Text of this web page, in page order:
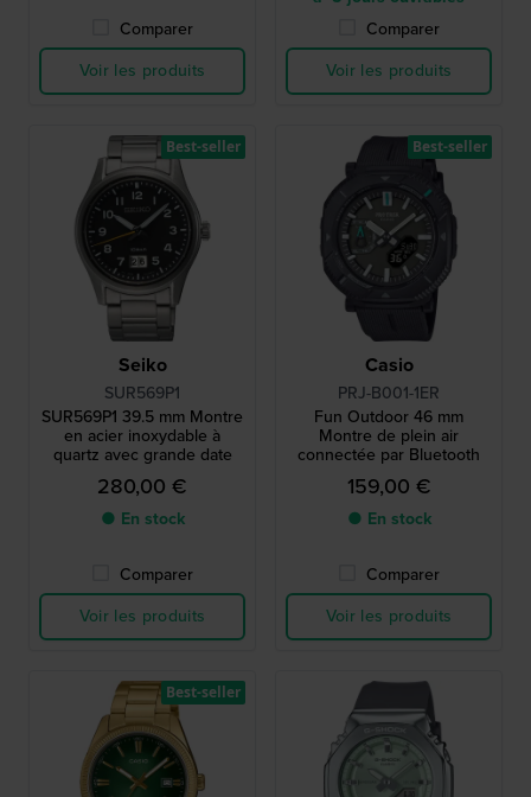
Comparer
Voir les produits
Comparer
Voir les produits
Seiko
SUR569P1
SUR569P1 39.5 mm Montre
en acier inoxydable à
quartz avec grande date
280,00 €
● En stock
Comparer
Voir les produits
Best-seller
Casio
PRJ-B001-1ER
Fun Outdoor 46 mm
Montre de plein air
connectée par Bluetooth
159,00 €
● En stock
Comparer
Voir les produits
Best-seller
Best-seller